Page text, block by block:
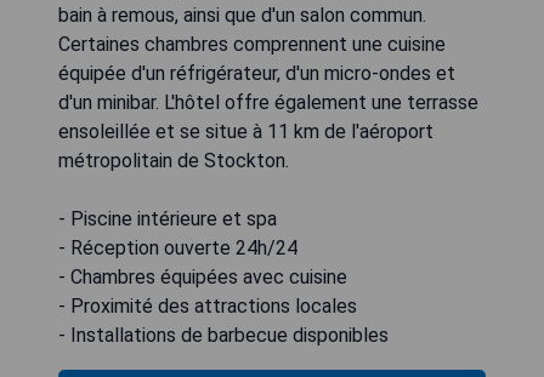
bain à remous, ainsi que d'un salon commun.
Certaines chambres comprennent une cuisine
équipée d'un réfrigérateur, d'un micro-ondes et
d'un minibar. L'hôtel offre également une terrasse
ensoleillée et se situe à 11 km de l'aéroport
métropolitain de Stockton.
- Piscine intérieure et spa
- Réception ouverte 24h/24
- Chambres équipées avec cuisine
- Proximité des attractions locales
- Installations de barbecue disponibles